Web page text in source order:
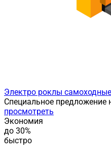
Электро роклы самоходные
Специальное предложение
просмотреть
Экономия
до 30%
быстро